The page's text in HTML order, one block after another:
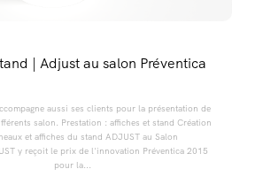
| Adjust au salon Préventica
aussi ses clients pour la présentation de
salon. Prestation : affiches et stand Création
et affiches du stand ADJUST au Salon
y reçoit le prix de l'innovation Préventica 2015
pour la...